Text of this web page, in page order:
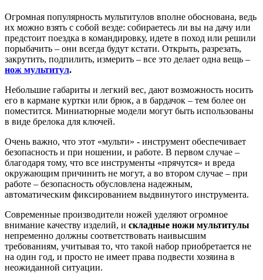
Огромная популярность мультитулов вполне обоснована, ведь
их можно взять с собой везде: собираетесь ли вы на дачу или
предстоит поездка в командировку, идете в поход или решили
порыбачить – они всегда будут кстати. Открыть, разрезать,
закрутить, подпилить, измерить – все это делает одна вещь –
нож мультитул.
Небольшие габариты и легкий вес, дают возможность носить
его в кармане куртки или брюк, а в бардачок – тем более он
поместится. Миниатюрные модели могут быть использованы
в виде брелока для ключей.
Очень важно, что этот «мульти» - инструмент обеспечивает
безопасность и при ношении, и работе. В первом случае –
благодаря тому, что все инструменты «прячутся» и вреда
окружающим причинить не могут, а во втором случае – при
работе – безопасность обусловлена надежным,
автоматическим фиксированием выдвинутого инструмента.
Современные производители ножей уделяют огромное
внимание качеству изделий, и складные ножи мультитулы
непременно должны соответствовать наивысшим
требованиям, учитывая то, что такой набор приобретается не
на один год, и просто не имеет права подвести хозяина в
неожиданной ситуации.